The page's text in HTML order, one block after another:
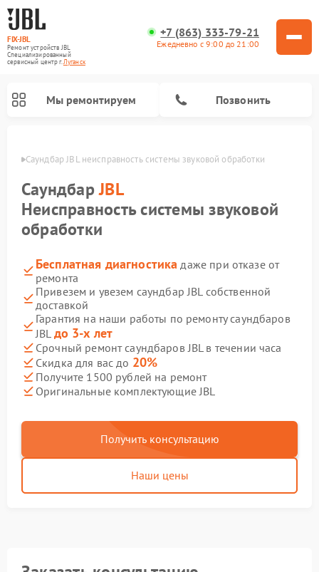
FIX-JBL
Ремонт устройств JBL
Специализированный
cервисный центр г.Луганск
+7 (863) 333-79-21
Ежедневно с 9:00 до 21:00
Мы ремонтируем Позвонить
Саундбар JBL неисправность системы звуковой обработки
СаундбарJBL
Неисправность системы звуковой
обработки
Бесплатная диагностика даже при отказе от
ремонта
Привезем и увезем саундбар JBL собственной
доставкой
Гарантия на наши работы по ремонту саундбаров
JBL до 3-х лет
Срочный ремонт саундбаров JBL в течении часа
Скидка для вас до 20%
Получите 1500 рублей на ремонт
Оригинальные комплектующие JBL
Получить консультацию
Наши цены